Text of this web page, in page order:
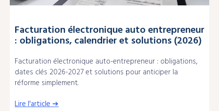
Facturation électronique auto entrepreneur
: obligations, calendrier et solutions (2026)
Facturation électronique auto-entrepreneur : obligations,
dates clés 2026-2027 et solutions pour anticiper la
réforme simplement.
Lire l'article ➔